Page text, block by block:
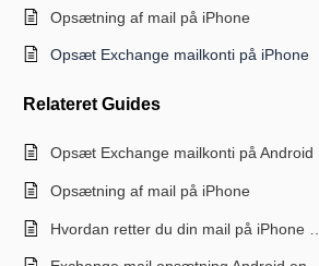
Opsætning af mail på iPhone
Opsæt Exchange mailkonti på iPhone
Relateret Guides
Opsæt Exchange mailkonti på Android
Opsætning af mail på iPhone